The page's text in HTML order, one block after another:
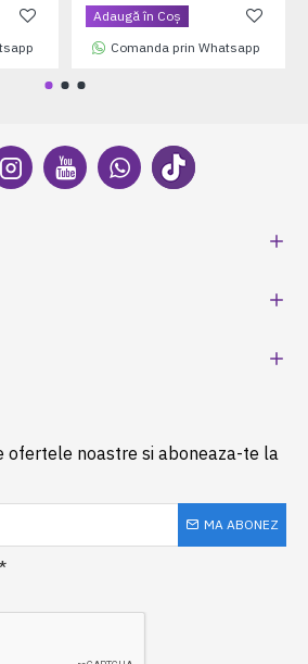
Adaugă în Coş
Comanda prin Whatsapp
ofertele noastre si aboneaza-te la
MA ABONEZ